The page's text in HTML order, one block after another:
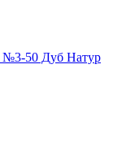
№3-50 Дуб Натур